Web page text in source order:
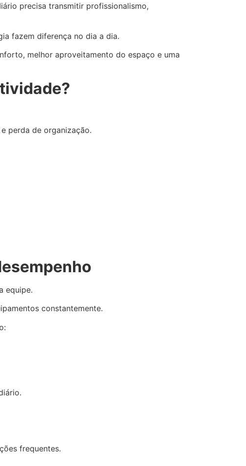
precisa transmitir profissionalismo,
fazem diferença no dia a dia.
melhor aproveitamento do espaço e uma
perda de organização.
equipe.
constantemente.
frequentes.